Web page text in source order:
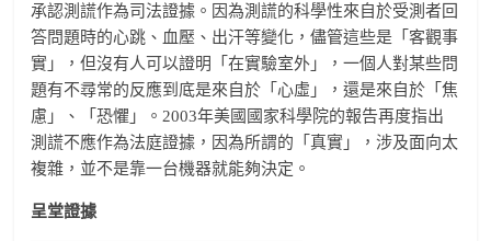
承認測謊作為司法證據。因為測謊的科學性來自於受測者回
答問題時的心跳、血壓、出汗等變化，儘管這些是「客觀事
實」，但沒有人可以證明「在實驗室外」，一個人對某些問
題有不尋常的反應到底是來自於「心虛」，還是來自於「焦
慮」、「恐懼」。2003年美國國家科學院的報告再度指出
測謊不應作為法庭證據，因為所謂的「真實」，涉及面向太
複雜，並不是靠一台機器就能夠決定。
呈堂證據